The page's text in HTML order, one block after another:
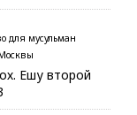
для мусульман
Ешу второй